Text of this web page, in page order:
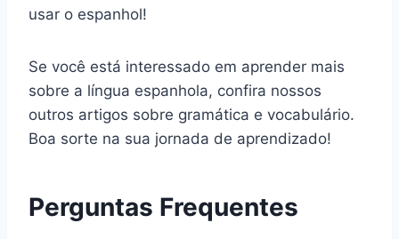
usar o espanhol!
Se você está interessado em aprender mais
sobre a língua espanhola, confira nossos
outros artigos sobre gramática e vocabulário.
Boa sorte na sua jornada de aprendizado!
Perguntas Frequentes